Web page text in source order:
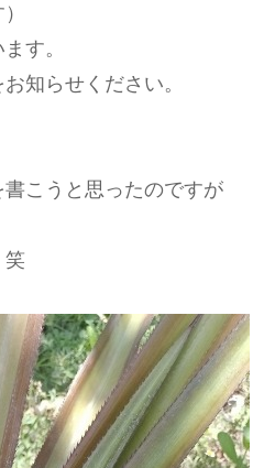
す。
知らせください。
こうと思ったのですが
笑